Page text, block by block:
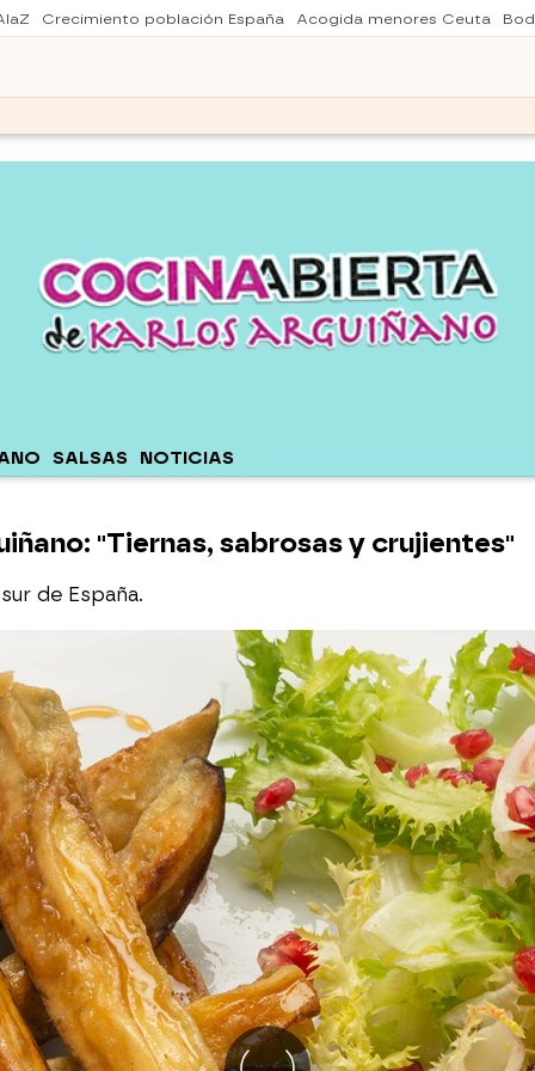
Crecimiento población España Acogida menores Ceuta
SALSAS NOTICIAS
"Tiernas, sabrosas y crujientes"
de España.